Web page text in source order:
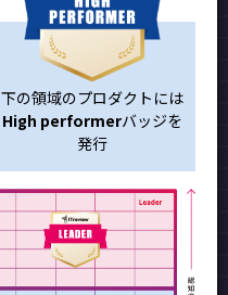
下の領域のプロダクトには
High performerバッジを
発行